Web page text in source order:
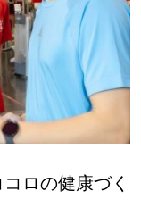
ロの健康づく